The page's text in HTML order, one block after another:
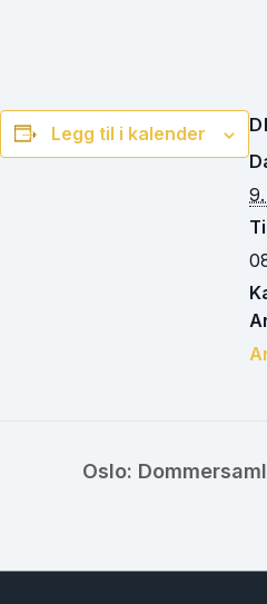
Legg til i kalender
Oslo: